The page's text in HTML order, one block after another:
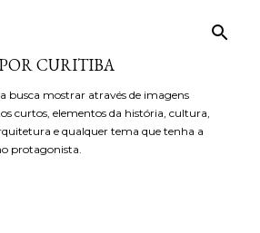
CURITIBA
busca mostrar através de imagens
curtos, elementos da história, cultura,
e qualquer tema que tenha a
protagonista.